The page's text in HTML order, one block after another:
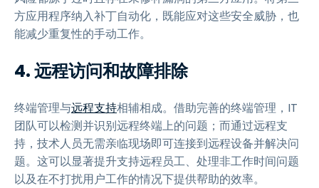
方应用程序纳入补丁自动化，既能应对这些安全威胁，也
能减少重复性的手动工作。
4. 远程访问和故障排除
终端管理与远程支持相辅相成。借助完善的终端管理，IT
团队可以检测并识别远程终端上的问题；而通过远程支
持，技术人员无需亲临现场即可连接到远程设备并解决问
题。这可以显著提升支持远程员工、处理非工作时间问题
以及在不打扰用户工作的情况下提供帮助的效率。